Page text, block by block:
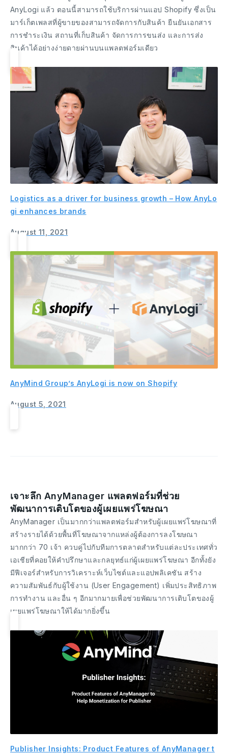
AnyLogi แล้ว ตอนนี้สามารถใช้บริการผ่านแอป Shopify ซึ่งเป็น
มาร์เก็ตเพลสที่ผู้ขายของสามารถจัดการกับสินค้า ยืนยันเอกสาร
การชำระเงิน สถานที่เก็บสินค้า จัดการการขนส่ง และการส่ง
สินค้าได้อย่างง่ายดายผ่านบนแพลตฟอร์มเดียว
Logistics as a driver for business growth – How AnyLo
gi enhances brands
August 11, 2021
AnyMind Group’s AnyLogi is now on Shopify
August 5, 2021
เจาะลึก AnyManager แพลตฟอร์มที่ช่วย
พัฒนาการเติบโตของผู้เผยแพร่โฆษณา
AnyManager เป็นมากกว่าแพลตฟอร์มสำหรับผู้เผยแพร่โฆษณาที่
สร้างรายได้ด้วยพื้นที่โฆษณาจากแหล่งผู้ต้องการลงโฆษณา
มากกว่า 70 เจ้า ควบคู่ไปกับทีมการตลาดสำหรับแต่ละประเทศทั่ว
เอเชียที่คอยให้คำปรึกษาและกลยุทธ์แก่ผู้เผยแพร่โฆษณา อีกทั้งยัง
มีฟีเจอร์สำหรับการวิเคราะห์เว็บไซต์และแอปพลิเคชัน สร้าง
ความสัมพันธ์กับผู้ใช้งาน (User Engagement) เพิ่มประสิทธิภาพ
การทำงาน และอื่น ๆ อีกมากมายเพื่อช่วยพัฒนาการเติบโตของผู้
เผยแพร่โฆษณาให้ได้มากยิ่งขึ้น
Publisher Insights: Product Features of AnyManager t